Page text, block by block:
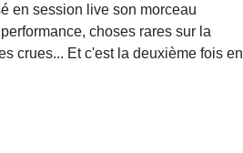
en session live son morceau
choses rares sur la
crues... Et c'est la deuxième fois en